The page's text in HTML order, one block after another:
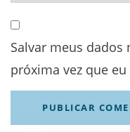
Salvar meus dados
próxima vez que